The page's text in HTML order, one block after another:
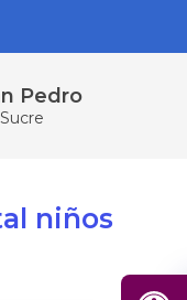
Pedro
niños